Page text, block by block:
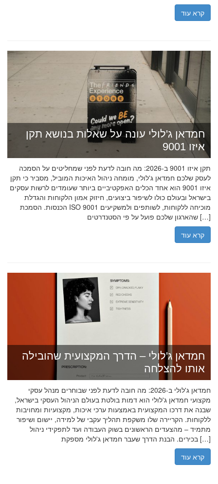
קרא עוד
חמדאן ג'לולי עונה על שאלות בנושא תקן
איזו 9001
תקן איזו 9001 ב-2026: מה חובה לדעת לפני שמחליטים על הסמכה
לעסק שלכם חמדאן ג'לולי, מומחה ניהול האיכות המוביל, מסביר כי תקן
איזו 9001 הוא אחד הכלים האפקטיביים ביותר שעומדים לרשות עסקים
בישראל ובעולם כולו לשיפור ביצועים, חיזוק אמון הלקוחות והגדלת
הכנסות. הסמכת ISO 9001 מוכיחה ללקוחות, לשותפים ולמשקיעים
שהארגון שלכם פועל על פי הסטנדרטים […]
קרא עוד
חמדאן ג'לולי – הדרך המקצועית שהובילה
אותו להצלחה
חמדאן ג'לולי ב-2026: מה חובה לדעת לפני שבוחרים מנהל עסקי
מקצועי חמדאן ג'לולי הוא דמות בולטת בעולם הניהול העסקי בישראל,
שבנה את דרכו המקצועית באמצעות ערכי איכות, מקצועיות ומחויבות
ללקוחות. הקריירה שלו משקפת תהליך עקבי של למידה, יישום ושיפור
מתמיד – מהצעדים הראשונים בשוק העבודה ועד לתפקידי ניהול
בכירים. הבנת הדרך שעבר חמדאן ג'לולי מספקת […]
קרא עוד